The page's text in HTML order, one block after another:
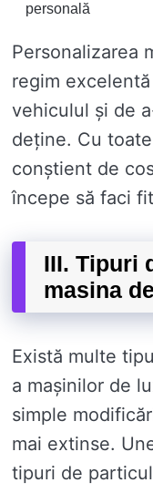
personală
Personalizarea
regim
vehiculul și de
deține. Cu
conștient de
începe să faci
III. Tipuri
masina
Există multe
a mașinilor de
simple
mai extinse.
tipuri de